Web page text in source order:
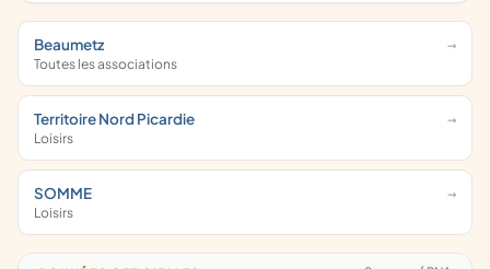
Beaumetz
Toutes les associations
Territoire Nord Picardie
Loisirs
SOMME
Loisirs